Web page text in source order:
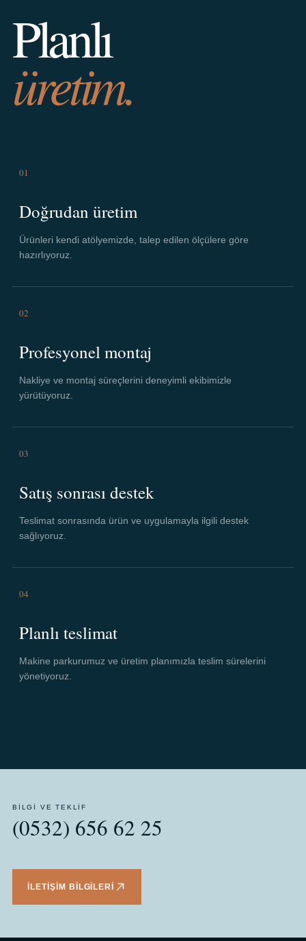
Planlı
üretim.
01
Doğrudan üretim
Ürünleri kendi atölyemizde, talep edilen ölçülere göre
hazırlıyoruz.
02
Profesyonel montaj
Nakliye ve montaj süreçlerini deneyimli ekibimizle
yürütüyoruz.
03
Satış sonrası destek
Teslimat sonrasında ürün ve uygulamayla ilgili destek
sağlıyoruz.
04
Planlı teslimat
Makine parkurumuz ve üretim planımızla teslim sürelerini
yönetiyoruz.
BILGI VE TEKLIF
(0532) 656 62 25
İLETIŞIM BILGILERI